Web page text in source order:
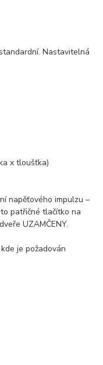
Nastavitelná
x tloušťka)
napěťového impulzu –
patřičné tlačítko na
UZAMČENY.
je požadován